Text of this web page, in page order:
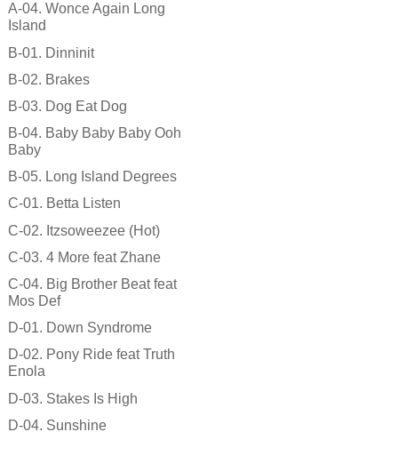
A-04. Wonce Again Long
Island
B-01. Dinninit
B-02. Brakes
B-03. Dog Eat Dog
B-04. Baby Baby Baby Ooh
Baby
B-05. Long Island Degrees
C-01. Betta Listen
C-02. Itzsoweezee (Hot)
C-03. 4 More feat Zhane
C-04. Big Brother Beat feat
Mos Def
D-01. Down Syndrome
D-02. Pony Ride feat Truth
Enola
D-03. Stakes Is High
D-04. Sunshine